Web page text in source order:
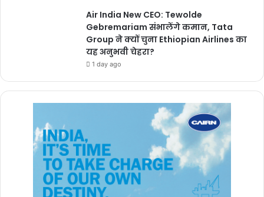
What is Media and Human
Rights
Air India New CEO: Tewolde
Gebremariam संभालेंगे कमान, Tata
Group ने क्यों चुना Ethiopian Airlines का
यह अनुभवी चेहरा?
1 day ago